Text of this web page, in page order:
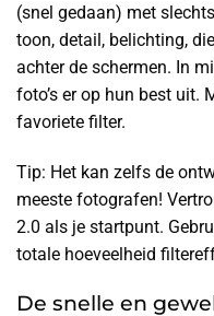
(snel gedaan) met
toon, detail, belichting,
achter de schermen. In
foto’s er op hun best uit.
favoriete filter.
Tip: Het kan zelfs de
meeste fotografen!
2.0 als je startpunt.
totale hoeveelheid
De snelle en